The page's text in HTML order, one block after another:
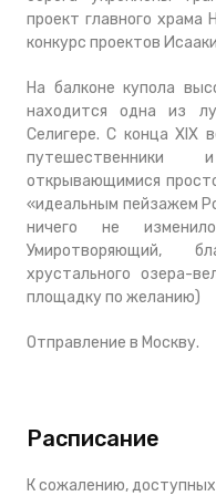
проект главного храма
конкурс проектов
На балконе купола
находится одна из
Селигере. С конца XIX
путешественники
открывающимися
«идеальным пейзажем
ничего не
Умиротворяющий,
хрустального озера-
площадку по желанию)
Отправление в Москву.
Расписание
К сожалению,